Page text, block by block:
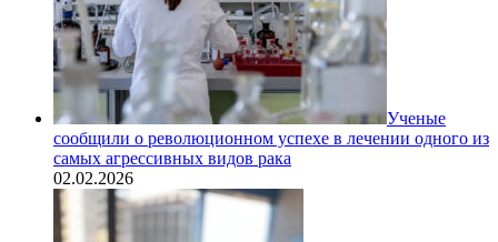
Ученые
сообщили о революционном успехе в лечении одного из
самых агрессивных видов рака
02.02.2026